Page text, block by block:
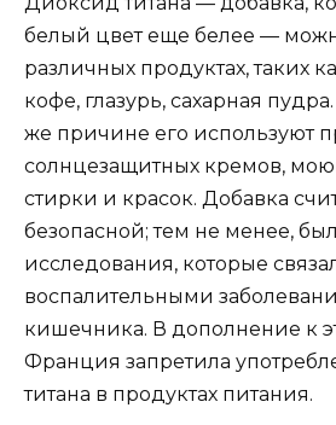
белый цвет еще белее —
различных продуктах, таких
кофе, глазурь, сахарная
же причине его используют
солнцезащитных кремов,
стирки и красок. Добавка
безопасной; тем не менее,
исследования, которые
воспалительными
кишечника. В дополнение к
Франция запретила
титана в продуктах питания.